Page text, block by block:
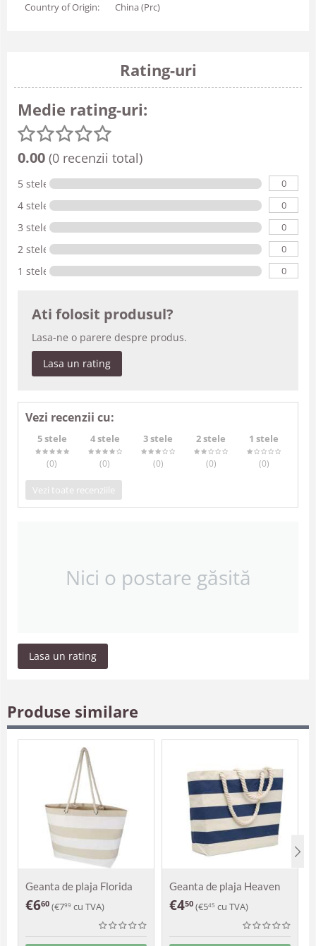
Country of Origin: China (Prc)
Rating-uri
Medie rating-uri:
0.00 (0 recenzii total)
5 stele 0
4 stele 0
3 stele 0
2 stele 0
1 stele 0
Ati folosit produsul?
Lasa-ne o parere despre produs.
Lasa un rating
Vezi recenzii cu:
5 stele
(0)
4 stele
(0)
3 stele
(0)
2 stele
(0)
1 stele
(0)
Vezi toate recenziile
Nici o postare găsită
Lasa un rating
Produse similare
Geanta de plaja Florida
€660 (€799 cu TVA)
Geanta de plaja Heaven
€450 (€545 cu TVA)